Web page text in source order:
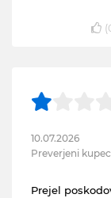
(
10.07.2026
Preverjeni kupec
Prejel